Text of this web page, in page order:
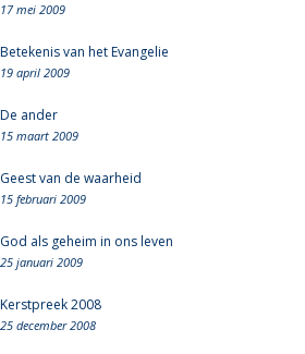
17 mei 2009
Betekenis van het Evangelie
19 april 2009
De ander
15 maart 2009
Geest van de waarheid
15 februari 2009
God als geheim in ons leven
25 januari 2009
Kerstpreek 2008
25 december 2008